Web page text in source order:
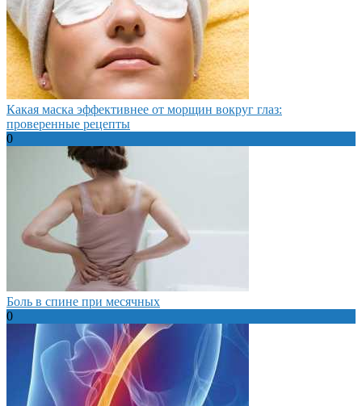
Какая маска эффективнее от морщин вокруг глаз:
проверенные рецепты
0
Боль в спине при месячных
0